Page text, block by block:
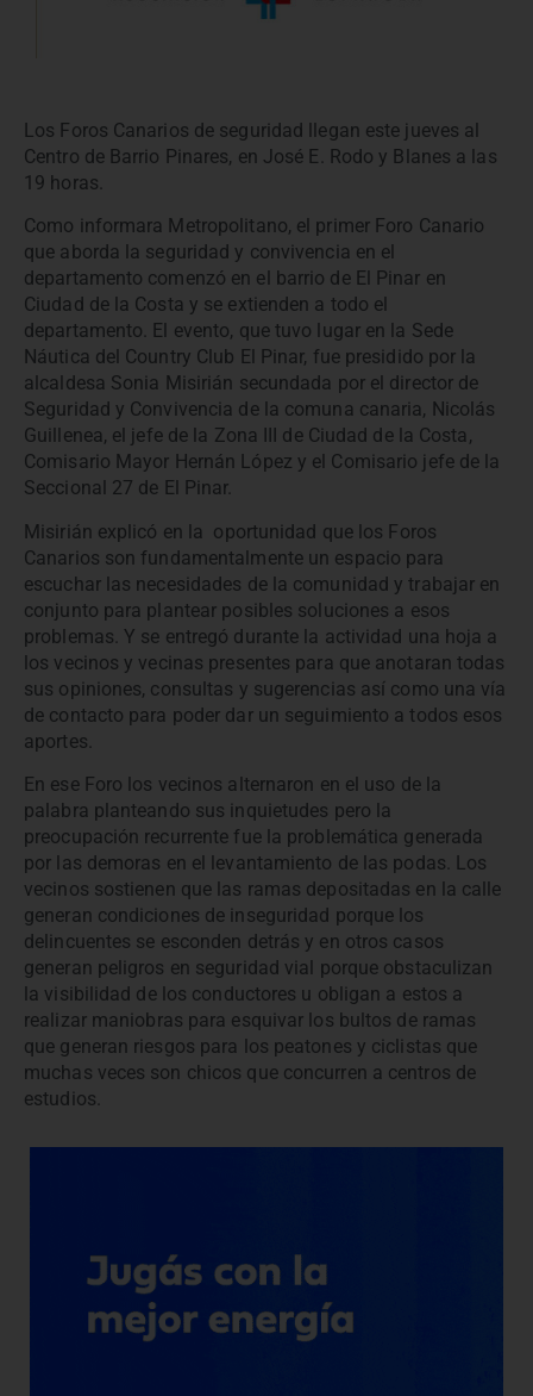
Los Foros Canarios de seguridad llegan este jueves al
Centro de Barrio Pinares, en José E. Rodo y Blanes a las
19 horas.
Como informara Metropolitano, el primer Foro Canario
que aborda la seguridad y convivencia en el
departamento comenzó en el barrio de El Pinar en
Ciudad de la Costa y se extienden a todo el
departamento. El evento, que tuvo lugar en la Sede
Náutica del Country Club El Pinar, fue presidido por la
alcaldesa Sonia Misirián secundada por el director de
Seguridad y Convivencia de la comuna canaria, Nicolás
Guillenea, el jefe de la Zona III de Ciudad de la Costa,
Comisario Mayor Hernán López y el Comisario jefe de la
Seccional 27 de El Pinar.
Misirián explicó en la oportunidad que los Foros
Canarios son fundamentalmente un espacio para
escuchar las necesidades de la comunidad y trabajar en
conjunto para plantear posibles soluciones a esos
problemas. Y se entregó durante la actividad una hoja a
los vecinos y vecinas presentes para que anotaran todas
sus opiniones, consultas y sugerencias así como una vía
de contacto para poder dar un seguimiento a todos esos
aportes.
En ese Foro los vecinos alternaron en el uso de la
palabra planteando sus inquietudes pero la
preocupación recurrente fue la problemática generada
por las demoras en el levantamiento de las podas. Los
vecinos sostienen que las ramas depositadas en la calle
generan condiciones de inseguridad porque los
delincuentes se esconden detrás y en otros casos
generan peligros en seguridad vial porque obstaculizan
la visibilidad de los conductores u obligan a estos a
realizar maniobras para esquivar los bultos de ramas
que generan riesgos para los peatones y ciclistas que
muchas veces son chicos que concurren a centros de
estudios.